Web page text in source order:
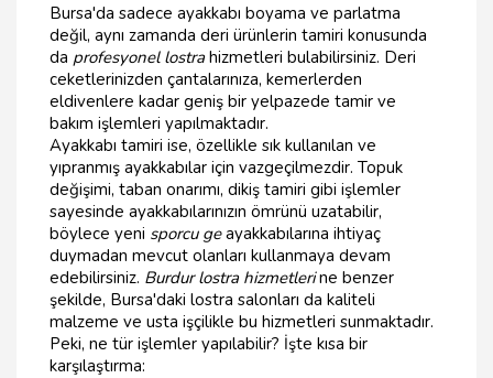
Bursa'da sadece ayakkabı boyama ve parlatma
değil, aynı zamanda deri ürünlerin tamiri konusunda
da profesyonel lostrahizmetleri bulabilirsiniz. Deri
ceketlerinizden çantalarınıza, kemerlerden
eldivenlere kadar geniş bir yelpazede tamir ve
bakım işlemleri yapılmaktadır.
Ayakkabı tamiri ise, özellikle sık kullanılan ve
yıpranmış ayakkabılar için vazgeçilmezdir. Topuk
değişimi, taban onarımı, dikiş tamiri gibi işlemler
sayesinde ayakkabılarınızın ömrünü uzatabilir,
böylece yeni sporcu geayakkabılarına ihtiyaç
duymadan mevcut olanları kullanmaya devam
edebilirsiniz. Burdur lostra hizmetlerine benzer
şekilde, Bursa'daki lostra salonları da kaliteli
malzeme ve usta işçilikle bu hizmetleri sunmaktadır.
Peki, ne tür işlemler yapılabilir? İşte kısa bir
karşılaştırma: